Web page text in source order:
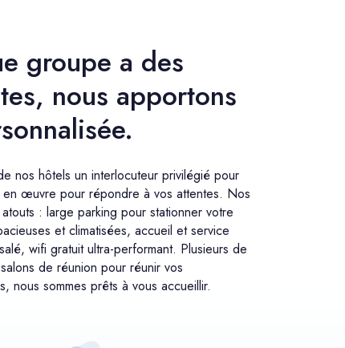
groupe a des
nous apportons
nos hôtels un interlocuteur privilégié pour
œuvre pour répondre à vos attentes. Nos
: large parking pour stationner votre
et climatisées, accueil et service
wifi gratuit ultra-performant. Plusieurs de
de réunion pour réunir vos
nous sommes prêts à vous accueillir.